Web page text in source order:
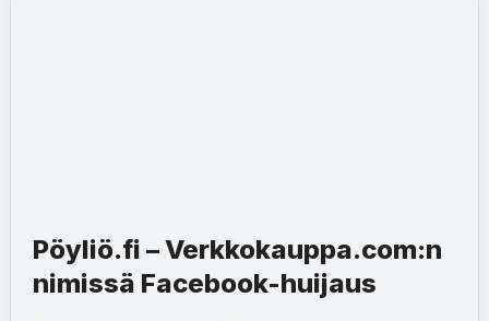
Pöyliö.fi – Verkkokauppa.com:n
nimissä Facebook-huijaus